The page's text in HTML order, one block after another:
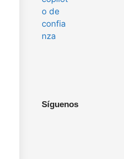
Síguenos